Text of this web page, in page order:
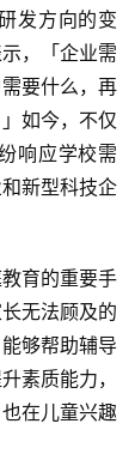
发方向的变
，「企业需
要什么，再
如今，不仅
响应学校需
新型科技企
育的重要手
无法顾及的
够帮助辅导
素质能力，
在儿童兴趣